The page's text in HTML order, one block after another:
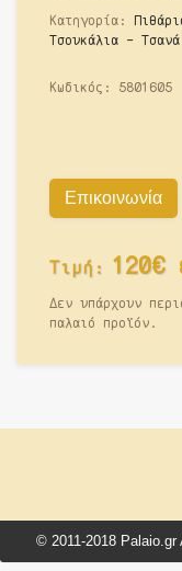
Κατηγορία:
Τσουκάλια -
Κωδικός: 5801605
Επικοινωνία
Τιμή: 120€
Δεν υπάρχουν
παλαιό προϊόν.
© 2011-2018 Palaio.gr